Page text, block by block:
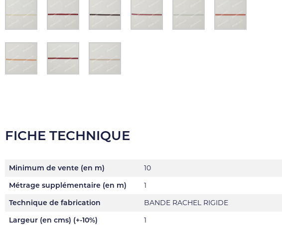
FICHE TECHNIQUE
Minimum de vente (en m)
10
Métrage supplémentaire (en m)
1
Technique de fabrication
BANDE RACHEL RIGIDE
Largeur (en cms) (+-10%)
1